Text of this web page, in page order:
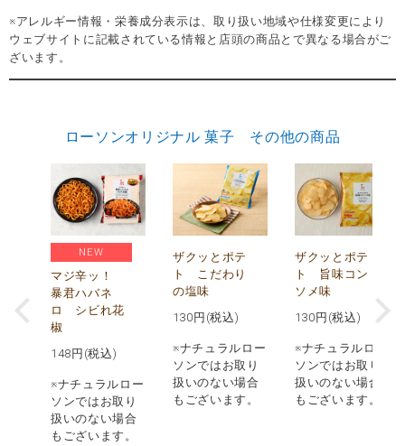
※アレルギー情報・栄養成分表示は、取り扱い地域や仕様変更により
ウェブサイトに記載されている情報と店頭の商品とで異なる場合がご
ざいます。
ローソンオリジナル 菓子 その他の商品
NEW
マジ辛ッ！
暴君ハバネ
ロ シビれ花
椒
148 円(税込)
※ナチュラルロー
ソンではお取り
扱いのない場合
もございます。
ザクッとポテ
ト こだわり
の塩味
130 円(税込)
※ナチュラルロー
ソンではお取り
扱いのない場合
もございます。
ザクッとポテ
ト 旨味コン
ソメ味
130 円(税込)
※ナチュラルロー
ソンではお取り
扱いのない場合
もございます。